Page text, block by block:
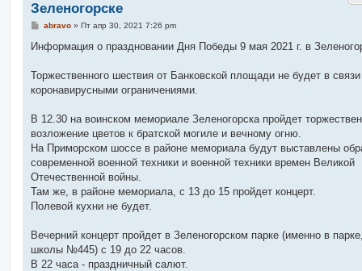
Зеленогорске
С
о
е
н
и
abravo» Пт апр 30, 2021 7:26 pm
Информация о праздновании Дня Победы 9 мая 2021 г. в
Торжественного шествия от Банковской площади не будет в
коронавирусными ограничениями.
В 12.30 на воинском мемориале Зеленогорска пройдет
возложение цветов к братской могиле и вечному огню.
На Приморском шоссе в районе мемориала будут выставлены
современной военной техники и военной техники времен Великой
Отечественной войны.
Там же, в районе мемориала, с 13 до 15 пройдет концерт.
Полевой кухни не будет.
Вечерний концерт пройдет в Зеленогорском парке (именно в
школы №445) с 19 до 22 часов.
В 22 часа - праздничный салют.